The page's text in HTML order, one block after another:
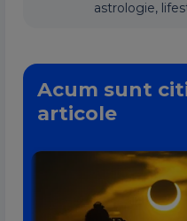
astrologie,
Acum sunt
articole